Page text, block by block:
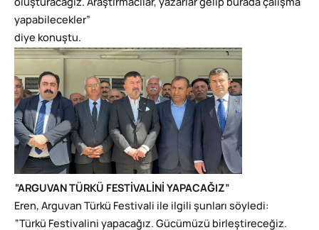
oluşturacağız. Araştırmacılar, yazarlar gelip burada çalışma
yapabilecekler”
diye konuştu.
“ARGUVAN TÜRKÜ FESTİVALİNİ YAPACAĞIZ”
Eren, Arguvan Türkü Festivali ile ilgili şunları söyledi:
“Türkü Festivalini yapacağız. Gücümüzü birleştireceğiz.